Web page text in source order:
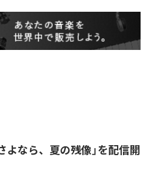
よなら、夏の残像」を配信開